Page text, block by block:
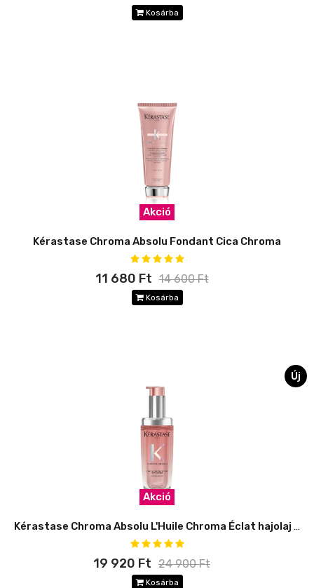
Kosárba
Akció
Kérastase Chroma Absolu Fondant Cica Chroma
11 680 Ft 14 600 Ft
Kosárba
Új
Akció
Kérastase Chroma Absolu L'Huile Chroma Éclat hajolaj - utántölthető
19 920 Ft 24 900 Ft
Kosárba